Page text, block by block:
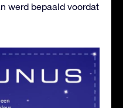
werd bepaald voordat